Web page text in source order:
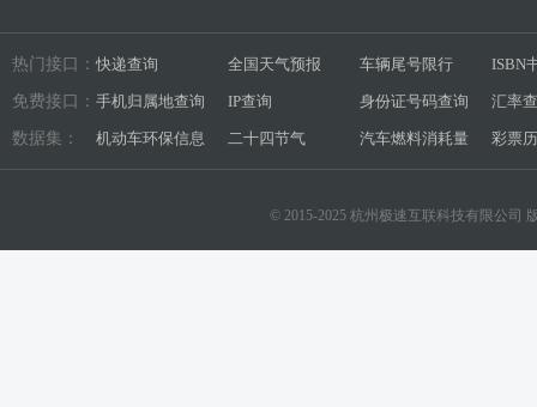
热门接口： 快递查询 全国天气预报 车辆尾号限行 ISBN
免费接口： 手机归属地查询 IP查询 身份证号码查询 汇率
数据集： 机动车环保信息 二十四节气 汽车燃料消耗量 彩票
© 2015-2025 杭州极速互联科技有限公司